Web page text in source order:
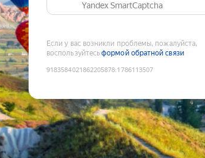
Yandex SmartCaptcha
Если у вас возникли проблемы, пожалуйста,
воспользуйтесьформой обратной связи
9183584021862205878:1786113507